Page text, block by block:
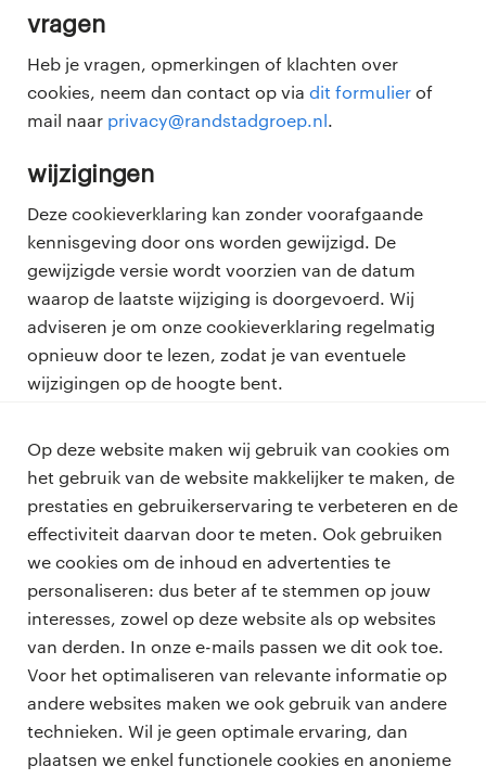
Op deze website maken wij gebruik van cookies om
het gebruik van de website makkelijker te maken, de
prestaties en gebruikerservaring te verbeteren en de
effectiviteit daarvan door te meten. Ook gebruiken
we cookies om de inhoud en advertenties te
personaliseren: dus beter af te stemmen op jouw
interesses, zowel op deze website als op websites
van derden. In onze e-mails passen we dit ook toe.
Voor het optimaliseren van relevante informatie op
andere websites maken we ook gebruik van andere
technieken. Wil je geen optimale ervaring, dan
plaatsen we enkel functionele cookies en anonieme
vragen
Heb je vragen, opmerkingen of klachten over
cookies, neem dan contact op via dit formulier of
mail naar privacy@randstadgroep.nl.
wijzigingen
Deze cookieverklaring kan zonder voorafgaande
kennisgeving door ons worden gewijzigd. De
gewijzigde versie wordt voorzien van de datum
waarop de laatste wijziging is doorgevoerd. Wij
adviseren je om onze cookieverklaring regelmatig
opnieuw door te lezen, zodat je van eventuele
wijzigingen op de hoogte bent.
maart 2026.
professionals
vacatures
zzp-opdrachten
careers for expats
voor opdrachtgevers
vacature plaatsen
algemene voorwaarden
werken bij Randstad